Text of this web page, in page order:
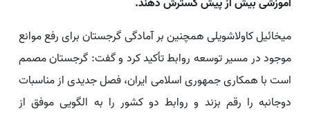
آموزشی بیش از پیش گسترش دهند.
میخائیل کاولاشویلی همچنین بر آمادگی گرجستان برای رفع موانع
موجود در مسیر توسعه روابط تأکید کرد و گفت: گرجستان مصمم
است با همکاری جمهوری اسلامی ایران، فصل جدیدی از مناسبات
دوجانبه را رقم بزند و روابط دو کشور را به الگویی موفق از